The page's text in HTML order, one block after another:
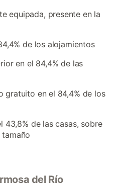
equipada, presente en la
de los alojamientos
en el 84,4% de las
gratuito en el 84,4% de los
43,8% de las casas, sobre
del Río